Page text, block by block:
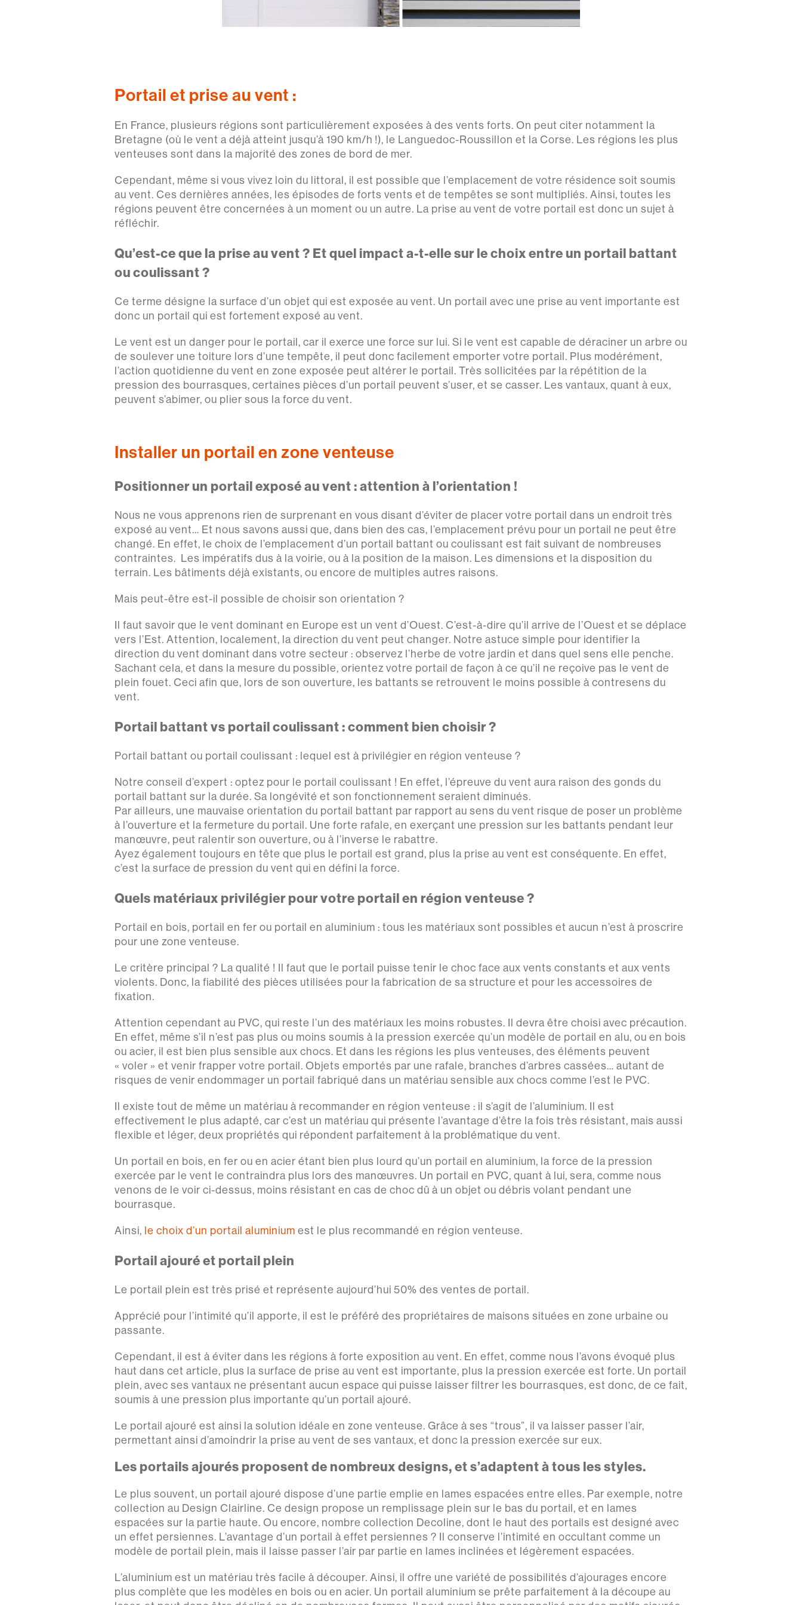
Portail et prise au vent :
En France, plusieurs régions sont particulièrement exposées à des vents forts. On peut citer notamment la
Bretagne (où le vent a déjà atteint jusqu’à 190 km/h !), le Languedoc-Roussillon et la Corse. Les régions les plus
venteuses sont dans la majorité des zones de bord de mer.
Cependant, même si vous vivez loin du littoral, il est possible que l’emplacement de votre résidence soit soumis
au vent. Ces dernières années, les épisodes de forts vents et de tempêtes se sont multipliés. Ainsi, toutes les
régions peuvent être concernées à un moment ou un autre. La prise au vent de votre portail est donc un sujet à
réfléchir.
Qu’est-ce que la prise au vent ? Et quel impact a-t-elle sur le choix entre un portail battant
ou coulissant ?
Ce terme désigne la surface d’un objet qui est exposée au vent. Un portail avec une prise au vent importante est
donc un portail qui est fortement exposé au vent.
Le vent est un danger pour le portail, car il exerce une force sur lui. Si le vent est capable de déraciner un arbre ou
de soulever une toiture lors d’une tempête, il peut donc facilement emporter votre portail. Plus modérément,
l’action quotidienne du vent en zone exposée peut altérer le portail. Très sollicitées par la répétition de la
pression des bourrasques, certaines pièces d’un portail peuvent s’user, et se casser. Les vantaux, quant à eux,
peuvent s’abimer, ou plier sous la force du vent.
Installer un portail en zone venteuse
Positionner un portail exposé au vent : attention à l’orientation !
Nous ne vous apprenons rien de surprenant en vous disant d’éviter de placer votre portail dans un endroit très
exposé au vent… Et nous savons aussi que, dans bien des cas, l’emplacement prévu pour un portail ne peut être
changé. En effet, le choix de l’emplacement d’un portail battant ou coulissant est fait suivant de nombreuses
contraintes. Les impératifs dus à la voirie, ou à la position de la maison. Les dimensions et la disposition du
terrain. Les bâtiments déjà existants, ou encore de multiples autres raisons.
Mais peut-être est-il possible de choisir son orientation ?
Il faut savoir que le vent dominant en Europe est un vent d’Ouest. C’est-à-dire qu’il arrive de l’Ouest et se déplace
vers l’Est. Attention, localement, la direction du vent peut changer. Notre astuce simple pour identifier la
direction du vent dominant dans votre secteur : observez l’herbe de votre jardin et dans quel sens elle penche.
Sachant cela, et dans la mesure du possible, orientez votre portail de façon à ce qu’il ne reçoive pas le vent de
plein fouet. Ceci afin que, lors de son ouverture, les battants se retrouvent le moins possible à contresens du
vent.
Portail battant vs portail coulissant : comment bien choisir ?
Portail battant ou portail coulissant : lequel est à privilégier en région venteuse ?
Notre conseil d’expert : optez pour le portail coulissant ! En effet, l’épreuve du vent aura raison des gonds du
portail battant sur la durée. Sa longévité et son fonctionnement seraient diminués.
Par ailleurs, une mauvaise orientation du portail battant par rapport au sens du vent risque de poser un problème
à l’ouverture et la fermeture du portail. Une forte rafale, en exerçant une pression sur les battants pendant leur
manœuvre, peut ralentir son ouverture, ou à l’inverse le rabattre.
Ayez également toujours en tête que plus le portail est grand, plus la prise au vent est conséquente. En effet,
c’est la surface de pression du vent qui en défini la force.
Quels matériaux privilégier pour votre portail en région venteuse ?
Portail en bois, portail en fer ou portail en aluminium : tous les matériaux sont possibles et aucun n’est à proscrire
pour une zone venteuse.
Le critère principal ? La qualité ! Il faut que le portail puisse tenir le choc face aux vents constants et aux vents
violents. Donc, la fiabilité des pièces utilisées pour la fabrication de sa structure et pour les accessoires de
fixation.
Attention cependant au PVC, qui reste l’un des matériaux les moins robustes. Il devra être choisi avec précaution.
En effet, même s’il n’est pas plus ou moins soumis à la pression exercée qu’un modèle de portail en alu, ou en bois
ou acier, il est bien plus sensible aux chocs. Et dans les régions les plus venteuses, des éléments peuvent
« voler » et venir frapper votre portail. Objets emportés par une rafale, branches d’arbres cassées… autant de
risques de venir endommager un portail fabriqué dans un matériau sensible aux chocs comme l’est le PVC.
Il existe tout de même un matériau à recommander en région venteuse : il s’agit de l’aluminium. Il est
effectivement le plus adapté, car c’est un matériau qui présente l’avantage d’être la fois très résistant, mais aussi
flexible et léger, deux propriétés qui répondent parfaitement à la problématique du vent.
Un portail en bois, en fer ou en acier étant bien plus lourd qu’un portail en aluminium, la force de la pression
exercée par le vent le contraindra plus lors des manœuvres. Un portail en PVC, quant à lui, sera, comme nous
venons de le voir ci-dessus, moins résistant en cas de choc dû à un objet ou débris volant pendant une
bourrasque.
Ainsi, le choix d’un portail aluminium est le plus recommandé en région venteuse.
Portail ajouré et portail plein
Le portail plein est très prisé et représente aujourd’hui 50% des ventes de portail.
Apprécié pour l’intimité qu’il apporte, il est le préféré des propriétaires de maisons situées en zone urbaine ou
passante.
Cependant, il est à éviter dans les régions à forte exposition au vent. En effet, comme nous l’avons évoqué plus
haut dans cet article, plus la surface de prise au vent est importante, plus la pression exercée est forte. Un portail
plein, avec ses vantaux ne présentant aucun espace qui puisse laisser filtrer les bourrasques, est donc, de ce fait,
soumis à une pression plus importante qu’un portail ajouré.
Le portail ajouré est ainsi la solution idéale en zone venteuse. Grâce à ses “trous”, il va laisser passer l’air,
permettant ainsi d’amoindrir la prise au vent de ses vantaux, et donc la pression exercée sur eux.
Les portails ajourés proposent de nombreux designs, et s’adaptent à tous les styles.
Le plus souvent, un portail ajouré dispose d’une partie emplie en lames espacées entre elles. Par exemple, notre
collection au Design Clairline. Ce design propose un remplissage plein sur le bas du portail, et en lames
espacées sur la partie haute. Ou encore, nombre collection Decoline, dont le haut des portails est designé avec
un effet persiennes. L’avantage d’un portail à effet persiennes ? Il conserve l’intimité en occultant comme un
modèle de portail plein, mais il laisse passer l’air par partie en lames inclinées et légèrement espacées.
L’aluminium est un matériau très facile à découper. Ainsi, il offre une variété de possibilités d’ajourages encore
plus complète que les modèles en bois ou en acier. Un portail aluminium se prête parfaitement à la découpe au